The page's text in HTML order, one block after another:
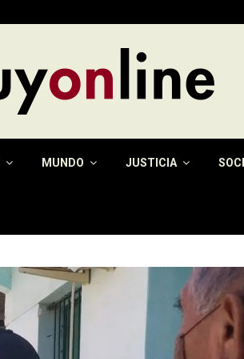
MUNDO JUSTICIA